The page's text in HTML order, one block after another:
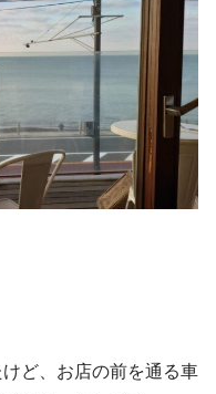
ど、お店の前を通る車